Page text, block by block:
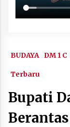
BUDAYA DM 1 C
Terbaru
Bupati